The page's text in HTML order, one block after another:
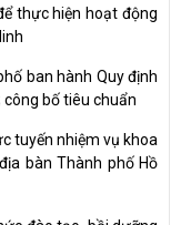
thực hiện hoạt động
ban hành Quy định
bố tiêu chuẩn
tuyến nhiệm vụ khoa
bàn Thành phố Hồ